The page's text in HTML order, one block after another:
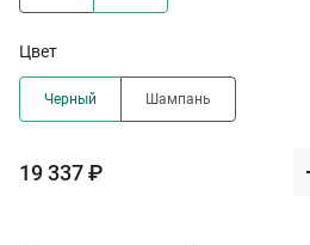
Цвет
Черный Шампань
19 337 ₽